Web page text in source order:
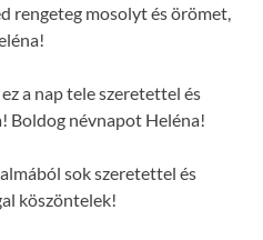
rengeteg mosolyt és örömet,
a nap tele szeretettel és
Boldog névnapot Heléna!
sok szeretettel és
köszöntelek!